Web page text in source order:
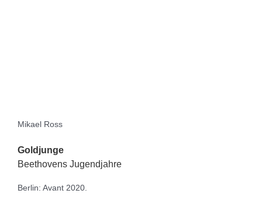
Mikael Ross
Goldjunge
Beethovens Jugendjahre
Berlin: Avant 2020.